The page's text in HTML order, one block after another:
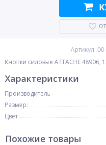
Артикул:
Кнопки силовые ATTACHE 48906,
Характеристики
Производитель
Размер:
Цвет
Похожие товары